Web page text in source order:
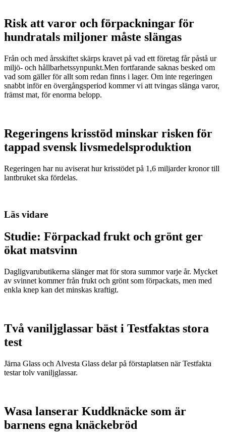
Risk att varor och förpackningar för
hundratals miljoner måste slängas
Från och med årsskiftet skärps kravet på vad ett företag får påstå ur
miljö- och hållbarhetssynpunkt.Men fortfarande saknas besked om
vad som gäller för allt som redan finns i lager. Om inte regeringen
snabbt inför en övergångsperiod kommer vi att tvingas slänga varor,
främst mat, för enorma belopp.
Regeringens krisstöd minskar risken för
tappad svensk livsmedelsproduktion
Regeringen har nu aviserat hur krisstödet på 1,6 miljarder kronor till
lantbruket ska fördelas.
Läs vidare
Studie: Förpackad frukt och grönt ger
ökat matsvinn
Dagligvarubutikerna slänger mat för stora summor varje år. Mycket
av svinnet kommer från frukt och grönt som förpackats, men med
enkla knep kan det minskas kraftigt.
Två vaniljglassar bäst i Testfaktas stora
test
Järna Glass och Alvesta Glass delar på förstaplatsen när Testfakta
testar tolv vaniljglassar.
Wasa lanserar Kuddknäcke som är
barnens egna knäckebröd